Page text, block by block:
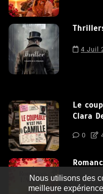
4 Juil
Le
Clara
0
0
Nous utilisons des
meilleure